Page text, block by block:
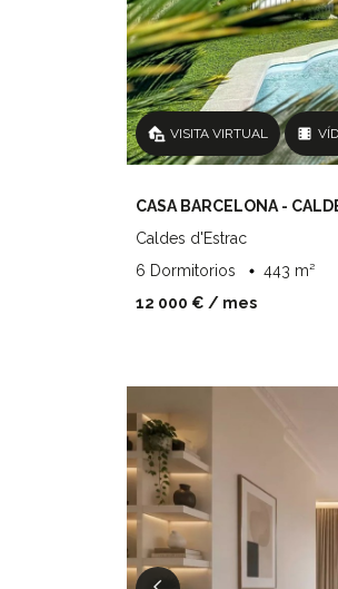
VISITA VIRTUAL
CASA BARCELONA -
Caldes d'Estrac
6 Dormitorios
443 m²
12 000 € / mes